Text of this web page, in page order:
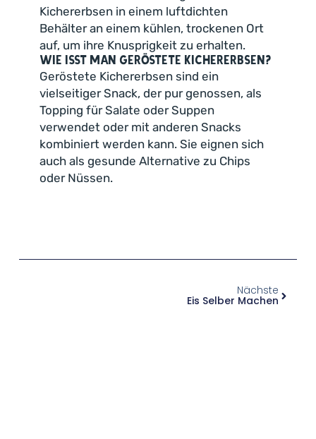
Kichererbsen in einem luftdichten
Behälter an einem kühlen, trockenen Ort
auf, um ihre Knusprigkeit zu erhalten.
Wie isst man geröstete Kichererbsen?
Geröstete Kichererbsen sind ein
vielseitiger Snack, der pur genossen, als
Topping für Salate oder Suppen
verwendet oder mit anderen Snacks
kombiniert werden kann. Sie eignen sich
auch als gesunde Alternative zu Chips
oder Nüssen.
Nächste
Eis Selber Machen